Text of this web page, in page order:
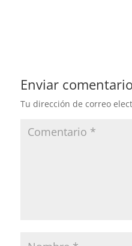
Enviar comentario
Tu dirección de correo